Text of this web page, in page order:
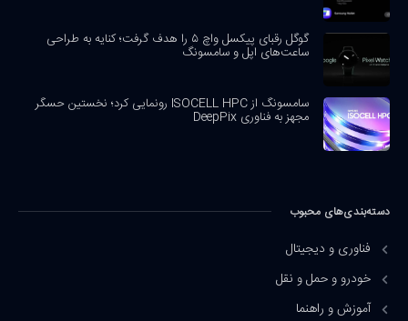
گوگل رقبای پیکسل واچ ۵ را هدف گرفت؛ کنایه به طراحی
ساعت‌های اپل و سامسونگ
سامسونگ از ISOCELL HPC رونمایی کرد؛ نخستین حسگر
مجهز به فناوری DeepPix
دسته‌بندی‌های محبوب
فناوری و دیجیتال
خودرو و حمل و نقل
آموزش و راهنما